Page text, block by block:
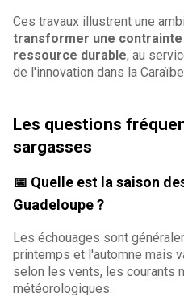
Ces travaux illustrent une
transformer une
ressource durable, au
de l'innovation dans la
Les questions
sargasses
📅 Quelle est la saison
Guadeloupe ?
Les échouages sont
printemps et l'automne mais
selon les vents, les courants
météorologiques.